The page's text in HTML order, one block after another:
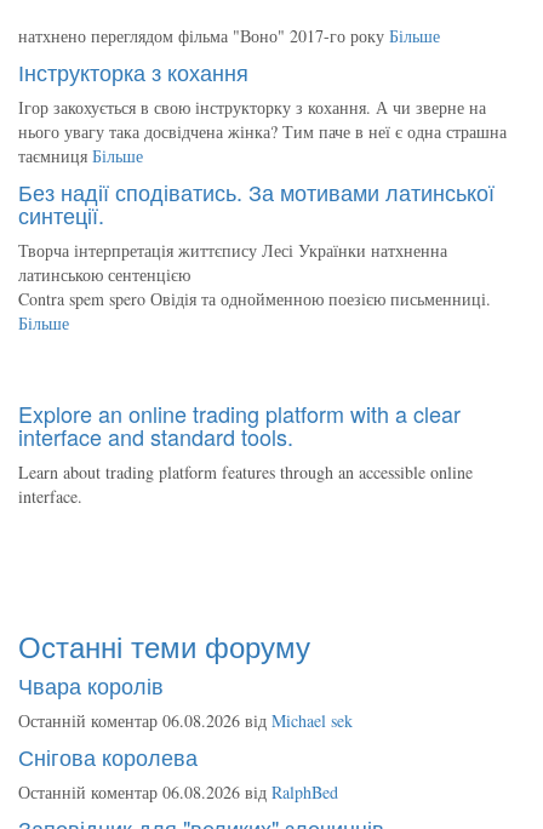
натхнено переглядом фільма "Воно" 2017-го року Більше
Інструкторка з кохання
Ігор закохується в свою інструкторку з кохання. А чи зверне на
нього увагу така досвідчена жінка? Тим паче в неї є одна страшна
таємниця Більше
Без надії сподіватись. За мотивами латинської
синтеції.
Творча інтерпретація життєпису Лесі Українки натхненна
латинською сентенцією
Contra spem spero Овідія та однойменною поезією письменниці.
Більше
Explore an online trading platform with a clear
interface and standard tools.
Learn about trading platform features through an accessible online
interface.
Останні теми форуму
Чвара королів
Останній коментар 06.08.2026 від Michael sek
Снігова королева
Останній коментар 06.08.2026 від RalphBed